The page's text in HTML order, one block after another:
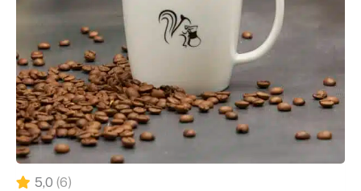
Detail
Die regelmäßige Reinigung deiner Kaffeemaschine ist
entscheidend für den optimalen Genuss deiner
Kaffeebohnen für Vollautomatenund eine lange
Lebensdauer der Maschine. Unser speziell entwickelter
Coffeeness-Reiniger bietet dabei wesentliche Vorteile
gegenüber herkömmlichen Produkten:
5,0 (6)